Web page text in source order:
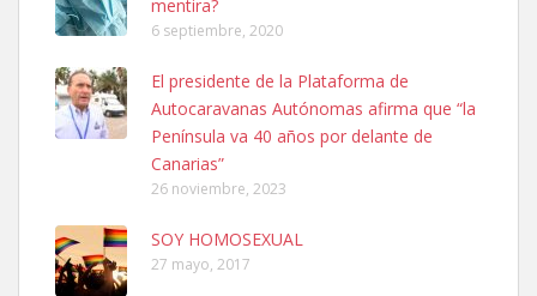
Ninfa perdida
El día 5 se los perdió una ninfa papillera, asustada tiene miedo a la
calle, se perdió por la zon...
Leales.org » Gran Canaria
6.7.2025
mentira?
6 septiembre, 2020
El presidente de la Plataforma de
Autocaravanas Autónomas afirma que “la
Península va 40 años por delante de
Canarias”
26 noviembre, 2023
SOY HOMOSEXUAL
27 mayo, 2017